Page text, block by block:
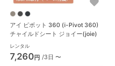
アイ ピボット 360 (i-Pivot 360)
チャイルドシート ジョイー(joie)
レンタル
7,260円 /3日 〜